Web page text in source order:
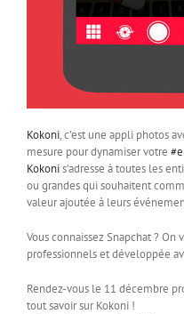
Kokoni, c’est une appli photos
mesure pour dynamiser votre
Kokonis’adresse à toutes les
ou grandes qui souhaitent
valeur ajoutée à leurs
Vous connaissez Snapchat ? On
professionnels et développée
Rendez-vous le 11 décembre
tout savoir sur Kokoni !